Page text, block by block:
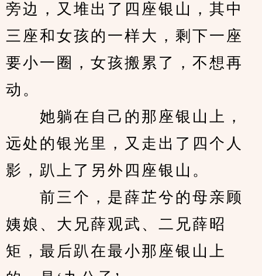
旁边，又堆出了四座银山，其中
三座和女孩的一样大，剩下一座
要小一圈，女孩搬累了，不想再
动。
她躺在自己的那座银山上，
远处的银光里，又走出了四个人
影，趴上了另外四座银山。
前三个，是薛芷兮的母亲顾
姨娘、大兄薛观武、二兄薛昭
矩，最后趴在最小那座银山上